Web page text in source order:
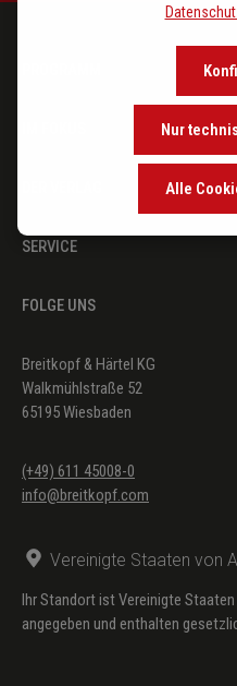
SERVICE
FOLGE UNS
Breitkopf & Härtel KG
Walkmühlstraße 52
65195 Wiesbaden
(+49) 611 45008-0
info@breitkopf.com
Vereinigte Staaten von
Ihr Standort ist Vereinigte Staaten
angegeben und enthalten
Nur
Alle